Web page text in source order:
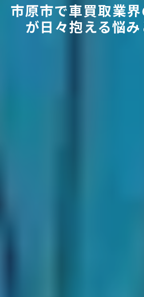
市原市で車買取業
が日々抱える悩